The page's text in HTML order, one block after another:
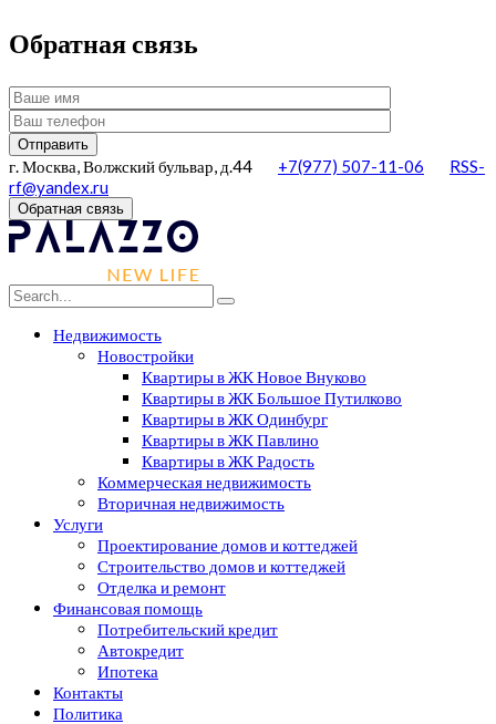
Обратная связь
г. Москва, Волжский бульвар, д.44 +7(977) 507-11-06
RSS-
rf@yandex.ru
Обратная связь
Недвижимость
Новостройки
Квартиры в ЖК Новое Внуково
Квартиры в ЖК Большое Путилково
Квартиры в ЖК Одинбург
Квартиры в ЖК Павлино
Квартиры в ЖК Радость
Коммерческая недвижимость
Вторичная недвижимость
Услуги
Проектирование домов и коттеджей
Строительство домов и коттеджей
Отделка и ремонт
Финансовая помощь
Потребительский кредит
Автокредит
Ипотека
Контакты
Политика